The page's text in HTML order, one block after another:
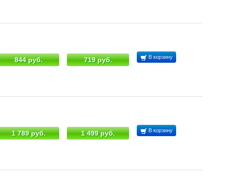
844 руб. 719 руб. В корзину
1 789 руб. 1 499 руб. В корзину